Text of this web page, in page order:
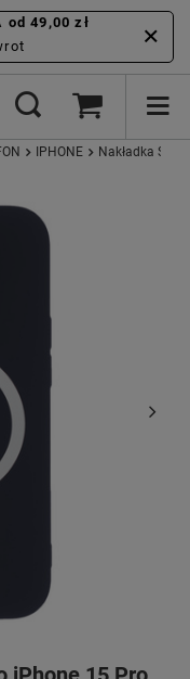
od 49,00 zł
IPHONE Nakładka